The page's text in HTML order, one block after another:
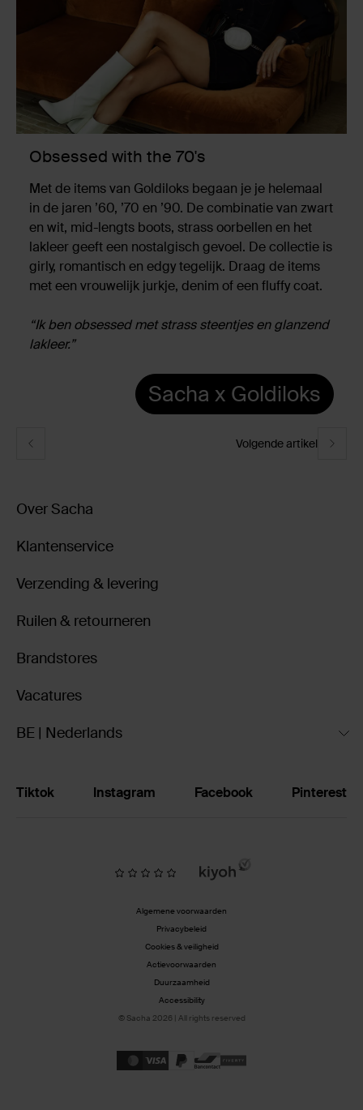
Obsessed with the 70's
Met de items van Goldiloks begaan je je helemaal
in de jaren ’60, ’70 en ’90. De combinatie van zwart
en wit, mid-lengts boots, strass oorbellen en het
lakleer geeft een nostalgisch gevoel. De collectie is
girly, romantisch en edgy tegelijk. Draag de items
met een vrouwelijk jurkje, denim of een fluffy coat.
“Ik ben obsessed met strass steentjes en glanzend
lakleer.”
Sacha x Goldiloks
Volgende artikel
Over Sacha
Klantenservice
Verzending & levering
Ruilen & retourneren
Brandstores
Vacatures
BE | Nederlands
Tiktok Instagram Facebook Pinterest
Algemene voorwaarden
Privacybeleid
Cookies & veiligheid
Actievoorwaarden
Duurzaamheid
Accessibility
© Sacha 2026 | All rights reserved